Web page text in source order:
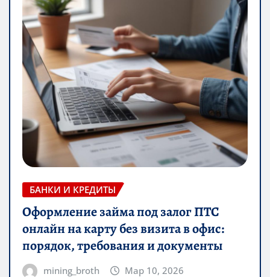
БАНКИ И КРЕДИТЫ
Оформление займа под залог ПТС
онлайн на карту без визита в офис:
порядок, требования и документы
mining_broth Мар 10, 2026